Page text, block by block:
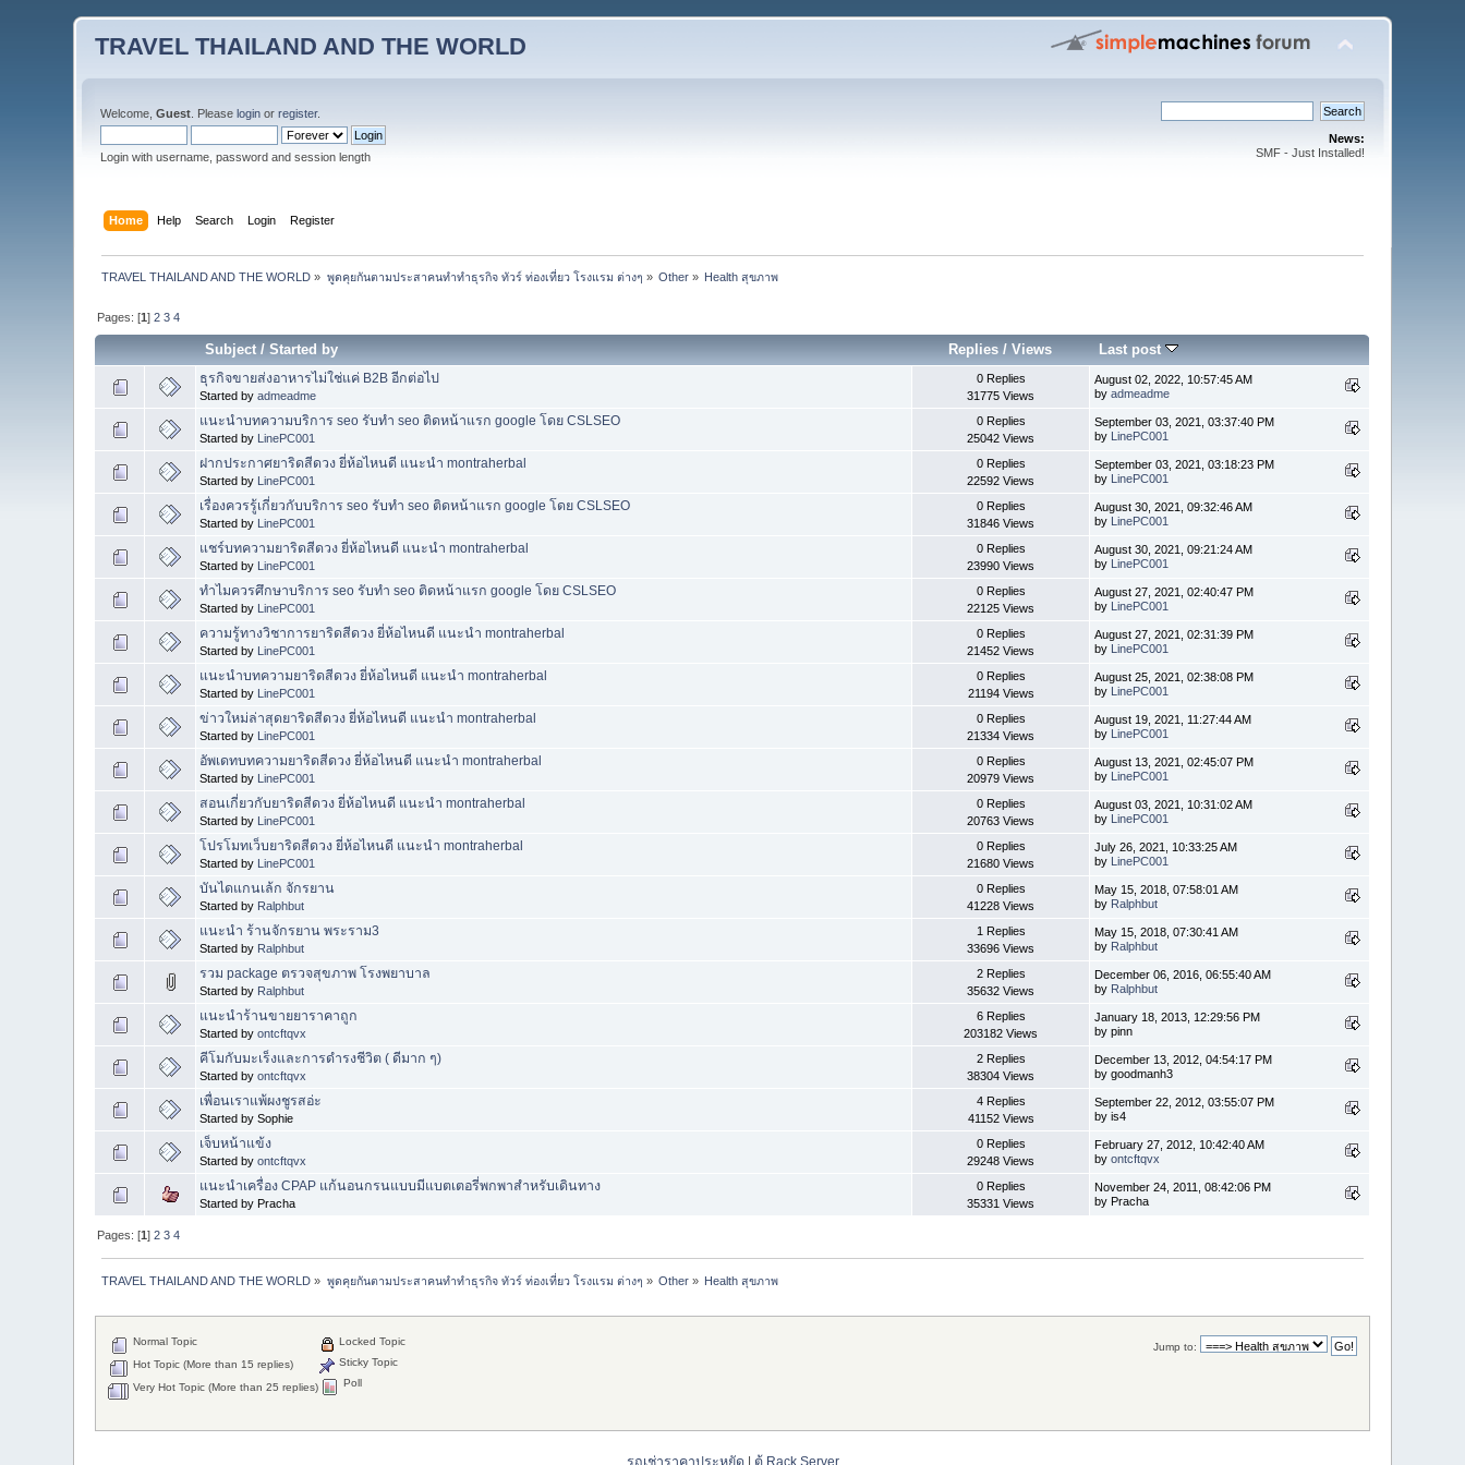
TRAVEL THAILAND AND THE WORLD
Welcome,Guest . Pleaselogin orregister.
Login with username, password and session length
News:
SMF - Just Installed!
Home Help Search Login Register
TRAVEL THAILAND AND THE WORLD » พูดคุยกันตามประสาคนทำทำธุรกิจ ทัวร์ ท่องเที่ยว โรงแรม ต่างๆ » Other » Health สุขภาพ
Pages: [1]2 3 4
Subject/Started by Replies /Views Last post
ธุรกิจขายส่งอาหารไม่ใช่แค่ B2B อีกต่อไป
Started byadmeadme
0 Replies
31775 Views
August 02, 2022, 10:57:45 AM
byadmeadme
แนะนำบทความบริการ seo รับทำ seo ติดหน้าแรก google โดย CSLSEO
Started by LinePC001
0 Replies
25042 Views
September 03, 2021, 03:37:40 PM
by LinePC001
ฝากประกาศยาริดสีดวง ยี่ห้อไหนดี แนะนำ montraherbal
Started by LinePC001
0 Replies
22592 Views
September 03, 2021, 03:18:23 PM
by LinePC001
เรื่องควรรู้เกี่ยวกับบริการ seo รับทำ seo ติดหน้าแรก google โดย CSLSEO
Started by LinePC001
0 Replies
31846 Views
August 30, 2021, 09:32:46 AM
by LinePC001
แชร์บทความยาริดสีดวง ยี่ห้อไหนดี แนะนำ montraherbal
Started by LinePC001
0 Replies
23990 Views
August 30, 2021, 09:21:24 AM
by LinePC001
ทำไมควรศึกษาบริการ seo รับทำ seo ติดหน้าแรก google โดย CSLSEO
Started by LinePC001
0 Replies
22125 Views
August 27, 2021, 02:40:47 PM
by LinePC001
ความรู้ทางวิชาการยาริดสีดวง ยี่ห้อไหนดี แนะนำ montraherbal
Started by LinePC001
0 Replies
21452 Views
August 27, 2021, 02:31:39 PM
by LinePC001
แนะนำบทความยาริดสีดวง ยี่ห้อไหนดี แนะนำ montraherbal
Started by LinePC001
0 Replies
21194 Views
August 25, 2021, 02:38:08 PM
by LinePC001
ข่าวใหม่ล่าสุดยาริดสีดวง ยี่ห้อไหนดี แนะนำ montraherbal
Started by LinePC001
0 Replies
21334 Views
August 19, 2021, 11:27:44 AM
by LinePC001
อัพเดทบทความยาริดสีดวง ยี่ห้อไหนดี แนะนำ montraherbal
Started by LinePC001
0 Replies
20979 Views
August 13, 2021, 02:45:07 PM
by LinePC001
สอนเกี่ยวกับยาริดสีดวง ยี่ห้อไหนดี แนะนำ montraherbal
Started by LinePC001
0 Replies
20763 Views
August 03, 2021, 10:31:02 AM
by LinePC001
โปรโมทเว็บยาริดสีดวง ยี่ห้อไหนดี แนะนำ montraherbal
Started by LinePC001
0 Replies
21680 Views
July 26, 2021, 10:33:25 AM
by LinePC001
บันไดแกนเล้ก จักรยาน
Started by Ralphbut
0 Replies
41228 Views
May 15, 2018, 07:58:01 AM
by Ralphbut
แนะนำ ร้านจักรยาน พระราม3
Started by Ralphbut
1 Replies
33696 Views
May 15, 2018, 07:30:41 AM
by Ralphbut
รวม package ตรวจสุขภาพ โรงพยาบาล
Started by Ralphbut
2 Replies
35632 Views
December 06, 2016, 06:55:40 AM
by Ralphbut
แนะนำร้านขายยาราคาถูก
Started byontcftqvx
6 Replies
203182 Views
January 18, 2013, 12:29:56 PM
by pinn
คีโมกับมะเร็งและการดำรงชีวิต ( ดีมาก ๆ)
Started byontcftqvx
2 Replies
38304 Views
December 13, 2012, 04:54:17 PM
by goodmanh3
เพื่อนเราแพ้ผงชูรสอ่ะ
Started by Sophie
4 Replies
41152 Views
September 22, 2012, 03:55:07 PM
by is4
เจ็บหน้าแข้ง
Started byontcftqvx
0 Replies
29248 Views
February 27, 2012, 10:42:40 AM
byontcftqvx
แนะนำเครื่อง CPAP แก้นอนกรนแบบมีแบตเตอรี่พกพาสำหรับเดินทาง
Started by Pracha
0 Replies
35331 Views
November 24, 2011, 08:42:06 PM
by Pracha
Pages: [1]2 3 4
TRAVEL THAILAND AND THE WORLD » พูดคุยกันตามประสาคนทำทำธุรกิจ ทัวร์ ท่องเที่ยว โรงแรม ต่างๆ » Other » Health สุขภาพ
Jump to:
Normal Topic
Hot Topic (More than 15 replies)
Very Hot Topic (More than 25 replies)
Locked Topic
Sticky Topic
Poll